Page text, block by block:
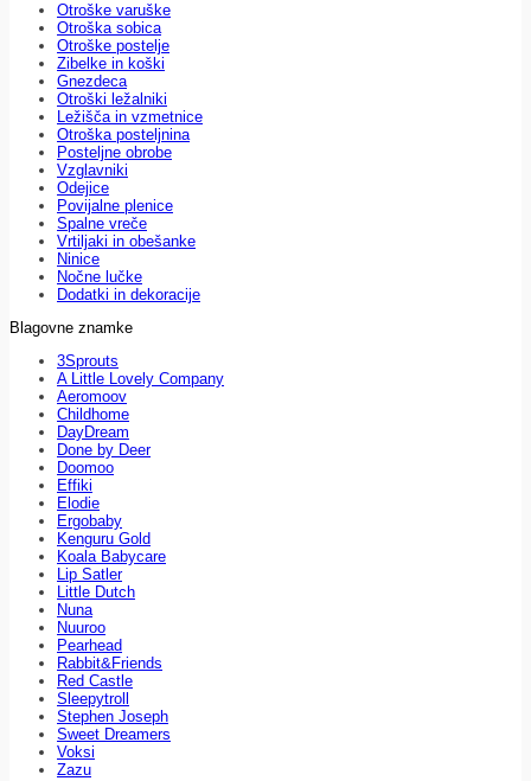
Otroške varuške
Otroška sobica
Otroške postelje
Zibelke in koški
Gnezdeca
Otroški ležalniki
Ležišča in vzmetnice
Otroška posteljnina
Posteljne obrobe
Vzglavniki
Odejice
Povijalne plenice
Spalne vreče
Vrtiljaki in obešanke
Ninice
Nočne lučke
Dodatki in dekoracije
Blagovne znamke
3Sprouts
A Little Lovely Company
Aeromoov
Childhome
DayDream
Done by Deer
Doomoo
Effiki
Elodie
Ergobaby
Kenguru Gold
Koala Babycare
Lip Satler
Little Dutch
Nuna
Nuuroo
Pearhead
Rabbit&Friends
Red Castle
Sleepytroll
Stephen Joseph
Sweet Dreamers
Voksi
Zazu